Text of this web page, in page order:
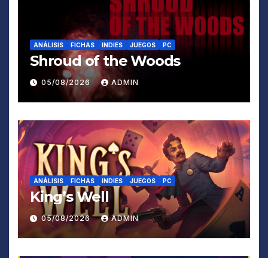
ANÁLISIS FICHAS INDIES JUEGOS PC
Shroud of the Woods
05/08/2026 ADMIN
ANÁLISIS FICHAS INDIES JUEGOS PC
King’s Well
05/08/2026 ADMIN